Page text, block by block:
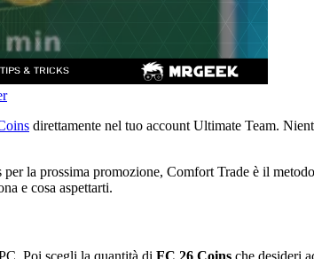
direttamente nel tuo account Ultimate Team.
la prossima promozione, Comfort Trade è il
e cosa aspettarti.